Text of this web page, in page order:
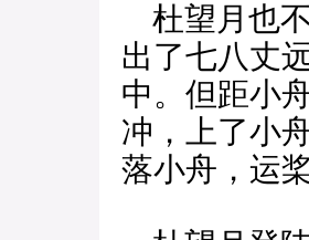
杜望月也
出了七八丈
中。但距小
冲，上了小
落小舟，运